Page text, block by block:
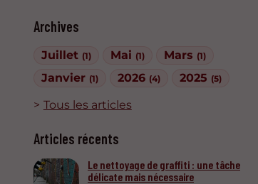
Archives
Juillet (1) Mai (1) Mars (1)
Janvier (1) 2026 (4) 2025 (5)
Tous les articles
Articles récents
Le nettoyage de graffiti : une tâche
délicate mais nécessaire